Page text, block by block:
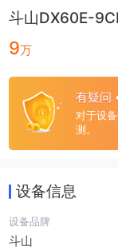
斗山DX60E-
9万
有疑问
对于设
测。
设备信息
设备品牌
斗山